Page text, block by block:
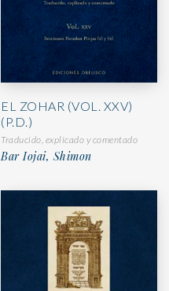
EL ZOHAR (VOL. XXV)
(P.D.)
Traducido, explicado y comentado
Bar Iojai, Shimon